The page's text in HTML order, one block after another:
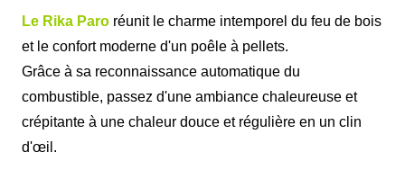
Le Rika Paro réunit le charme intemporel du feu de bois
et le confort moderne d'un poêle à pellets.
Grâce à sa reconnaissance automatique du
combustible, passez d'une ambiance chaleureuse et
crépitante à une chaleur douce et régulière en un clin
d'œil.